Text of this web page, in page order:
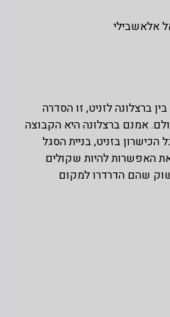
אלאשבילי
ברצלונה לזניט, זו הסדרה
אמנם ברצלונה היא הקבוצה
הכישרון בזניט, בניית הסגל
האפשרות להיות שקולים
שהם הדרדרו למקום